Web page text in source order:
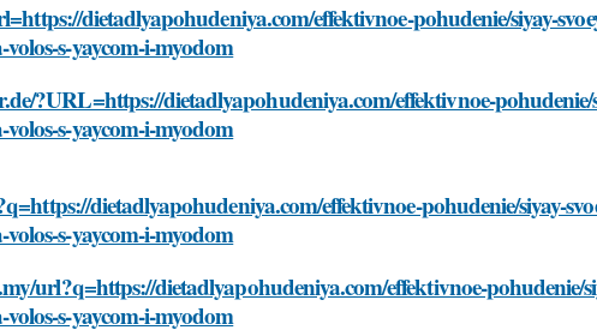
dietadlyapohudeniya.com/effektivnoe-pohudenie/siyay-
s-yaycom-i-myodom
?URL=https://dietadlyapohudeniya.com/effektivnoe-pohudenie/
s-yaycom-i-myodom
dietadlyapohudeniya.com/effektivnoe-pohudenie/siyay-
s-yaycom-i-myodom
url?q=https://dietadlyapohudeniya.com/effektivnoe-pohudenie/
s-yaycom-i-myodom